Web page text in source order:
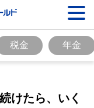
税金 年金
けたら、いく